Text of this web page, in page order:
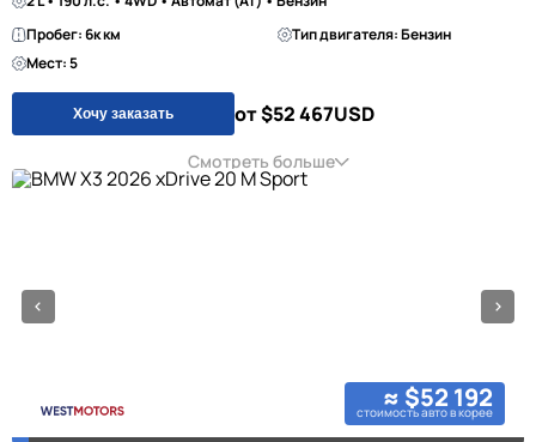
Пробег: 6к км
Тип двигателя: Бензин
Мест: 5
Хочу заказать от $52 467USD
Смотреть больше
≈ $52 192
стоимость авто в корее